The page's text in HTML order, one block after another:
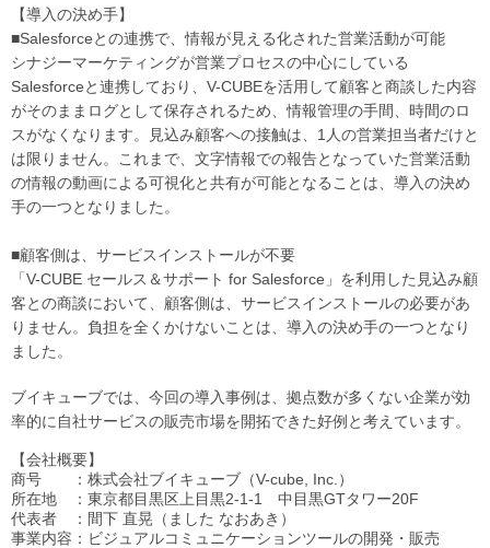
【導入の決め手】
■Salesforceとの連携で、情報が見える化された営業活動が可能
シナジーマーケティングが営業プロセスの中心にしている
Salesforceと連携しており、V-CUBEを活用して顧客と商談した内容
がそのままログとして保存されるため、情報管理の手間、時間のロ
スがなくなります。見込み顧客への接触は、1人の営業担当者だけと
は限りません。これまで、文字情報での報告となっていた営業活動
の情報の動画による可視化と共有が可能となることは、導入の決め
手の一つとなりました。
■顧客側は、サービスインストールが不要
「V-CUBE セールス＆サポート for Salesforce」を利用した見込み顧
客との商談において、顧客側は、サービスインストールの必要があ
りません。負担を全くかけないことは、導入の決め手の一つとなり
ました。
ブイキューブでは、今回の導入事例は、拠点数が多くない企業が効
率的に自社サービスの販売市場を開拓できた好例と考えています。
【会社概要】
商号 ：株式会社ブイキューブ（V-cube, Inc.）
所在地 ：東京都目黒区上目黒2-1-1 中目黒GTタワー20F
代表者 ：間下 直晃（ました なおあき）
事業内容：ビジュアルコミュニケーションツールの開発・販売